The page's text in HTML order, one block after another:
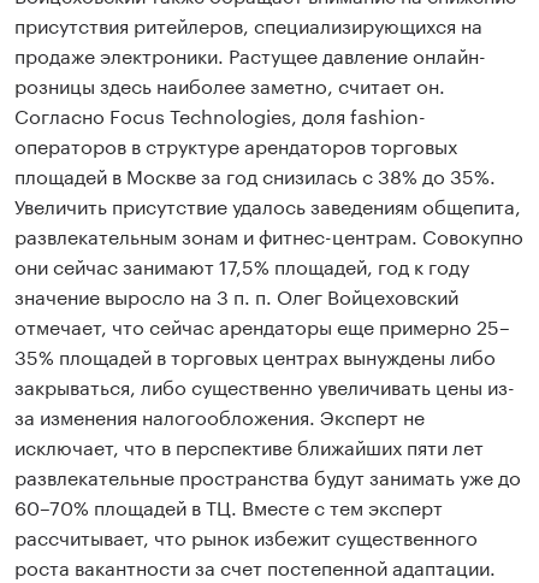
присутствия ритейлеров, специализирующихся на
продаже электроники. Растущее давление онлайн-
розницы здесь наиболее заметно, считает он.
Согласно Focus Technologies, доля fashion-
операторов в структуре арендаторов торговых
площадей в Москве за год снизилась с 38% до 35%.
Увеличить присутствие удалось заведениям общепита,
развлекательным зонам и фитнес-центрам. Совокупно
они сейчас занимают 17,5% площадей, год к году
значение выросло на 3 п. п. Олег Войцеховский
отмечает, что сейчас арендаторы еще примерно 25–
35% площадей в торговых центрах вынуждены либо
закрываться, либо существенно увеличивать цены из-
за изменения налогообложения. Эксперт не
исключает, что в перспективе ближайших пяти лет
развлекательные пространства будут занимать уже до
60–70% площадей в ТЦ. Вместе с тем эксперт
рассчитывает, что рынок избежит существенного
роста вакантности за счет постепенной адаптации.